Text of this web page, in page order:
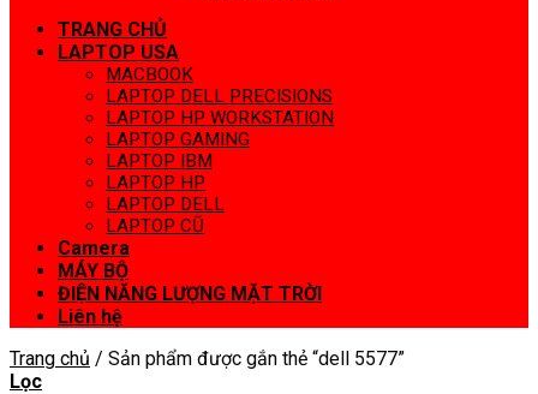
TRANG CHỦ
LAPTOP USA
MACBOOK
LAPTOP DELL PRECISIONS
LAPTOP HP WORKSTATION
LAPTOP GAMING
LAPTOP IBM
LAPTOP HP
LAPTOP DELL
LAPTOP CŨ
Camera
MÁY BỘ
ĐIỆN NĂNG LƯỢNG MẶT TRỜI
Liên hệ
Trang chủ / Sản phẩm được gắn thẻ “dell 5577”
Lọc